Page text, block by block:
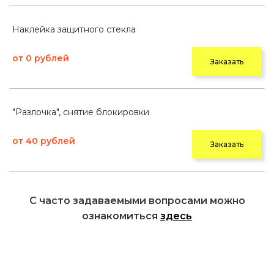
Наклейка защитного стекла
от 0 рублей Заказать
"Разлочка", снятие блокировки
от 40 рублей Заказать
С часто задаваемыми вопросами можно
ознакомиться здесь